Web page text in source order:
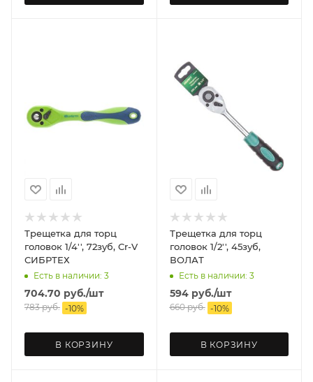
Трещетка для торц
головок 1/4'', 72зуб, Cr-V
СИБРТЕХ
Есть в наличии: 3
704.70 руб./шт
783руб. -10%
В КОРЗИНУ
Трещетка для торц
головок 1/2'', 45зуб,
ВОЛАТ
Есть в наличии: 3
594руб./шт
660руб. -10%
В КОРЗИНУ